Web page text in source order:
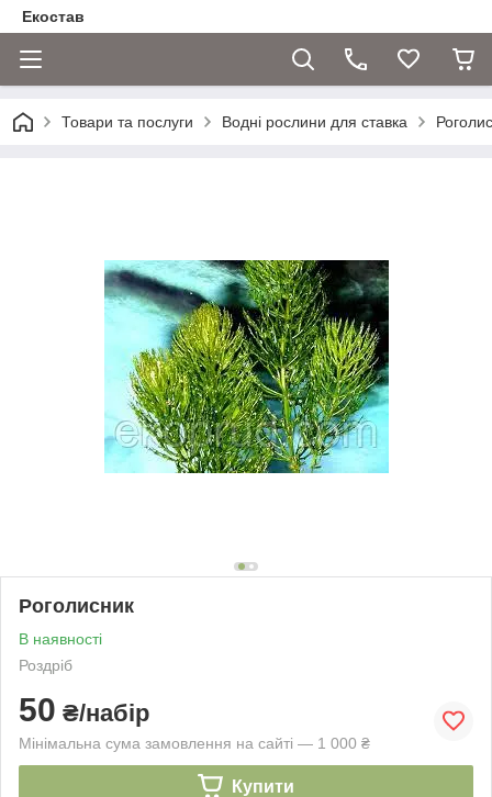
Екостав
Товари та послуги Водні рослини для ставка
Роголисник
В наявності
Роздріб
50 ₴/набір
Мінімальна сума замовлення на сайті — 1 000 ₴
Купити